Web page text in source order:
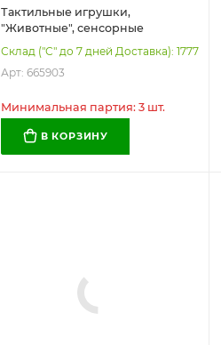
Тактильные игрушки,
"Животные", сенсорные
развивающие, ЭКО, 6 штук,
BAMBOX BABY (БАМБОКС
БЭБИ), 665903
Склад ("С" до 7 дней Доставка): 1777
Арт: 665903
Минимальная партия: 3 шт.
В КОРЗИНУ